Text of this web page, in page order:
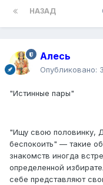
НАЗАД
Алесь
Опубликовано:
"Истинные пары"
"Ищу свою половинку,
беспокоить" — такие
знакомств иногда
определенной
себе представляют